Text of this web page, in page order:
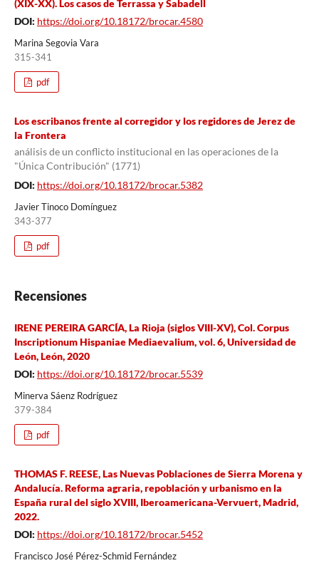
(XIX-XX). Los casos de Terrassa y Sabadell
DOI: https://doi.org/10.18172/brocar.4580
Marina Segovia Vara
315-341
pdf
Los escribanos frente al corregidor y los regidores de Jerez de
la Frontera
análisis de un conflicto institucional en las operaciones de la
"Única Contribución" (1771)
DOI: https://doi.org/10.18172/brocar.5382
Javier Tinoco Domínguez
343-377
pdf
Recensiones
IRENE PEREIRA GARCÍA, La Rioja (siglos VIII-XV), Col. Corpus
Inscriptionum Hispaniae Mediaevalium, vol. 6, Universidad de
León, León, 2020
DOI: https://doi.org/10.18172/brocar.5539
Minerva Sáenz Rodríguez
379-384
pdf
THOMAS F. REESE, Las Nuevas Poblaciones de Sierra Morena y
Andalucía. Reforma agraria, repoblación y urbanismo en la
España rural del siglo XVIII, Iberoamericana-Vervuert, Madrid,
2022.
DOI: https://doi.org/10.18172/brocar.5452
Francisco José Pérez-Schmid Fernández